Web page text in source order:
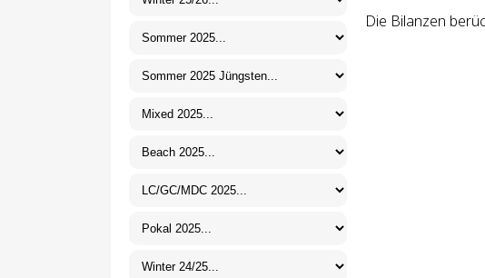
Die Bilanzen